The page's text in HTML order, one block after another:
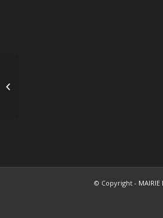
© Copyright - MAIRIE